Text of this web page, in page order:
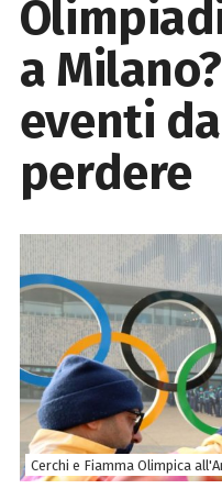
a
eventi
perdere
Cerchi e Fiamma Olimpica